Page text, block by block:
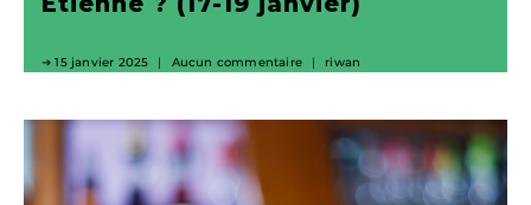
15 janvier 2025 Aucun commentaire riwan